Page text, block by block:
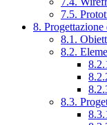
7.5.
8. Progettazione
8.1.
8.2.
8.3.